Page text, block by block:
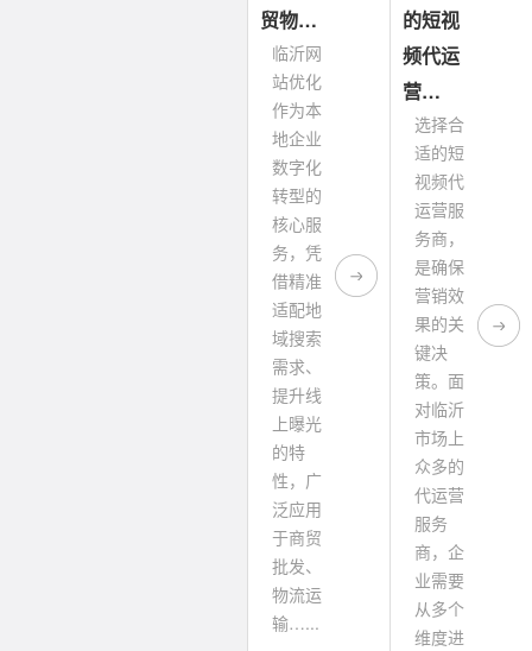
贸物…
临沂网
站优化
作为本
地企业
数字化
转型的
核心服
务，凭
借精准
适配地
域搜索
需求、
提升线
上曝光
的特
性，广
泛应用
于商贸
批发、
物流运
输…...
的短视
频代运
营…
选择合
适的短
视频代
运营服
务商，
是确保
营销效
果的关
键决
策。面
对临沂
市场上
众多的
代运营
服务
商，企
业需要
从多个
维度进